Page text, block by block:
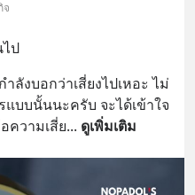
จ
ป
ลังบอกว่าเสี่ยงไปเหอะ ไม่
แบบนั้นนะครับ จะได้เข้าใจ
ความเสี่ย... ดูเพิ่มเติม